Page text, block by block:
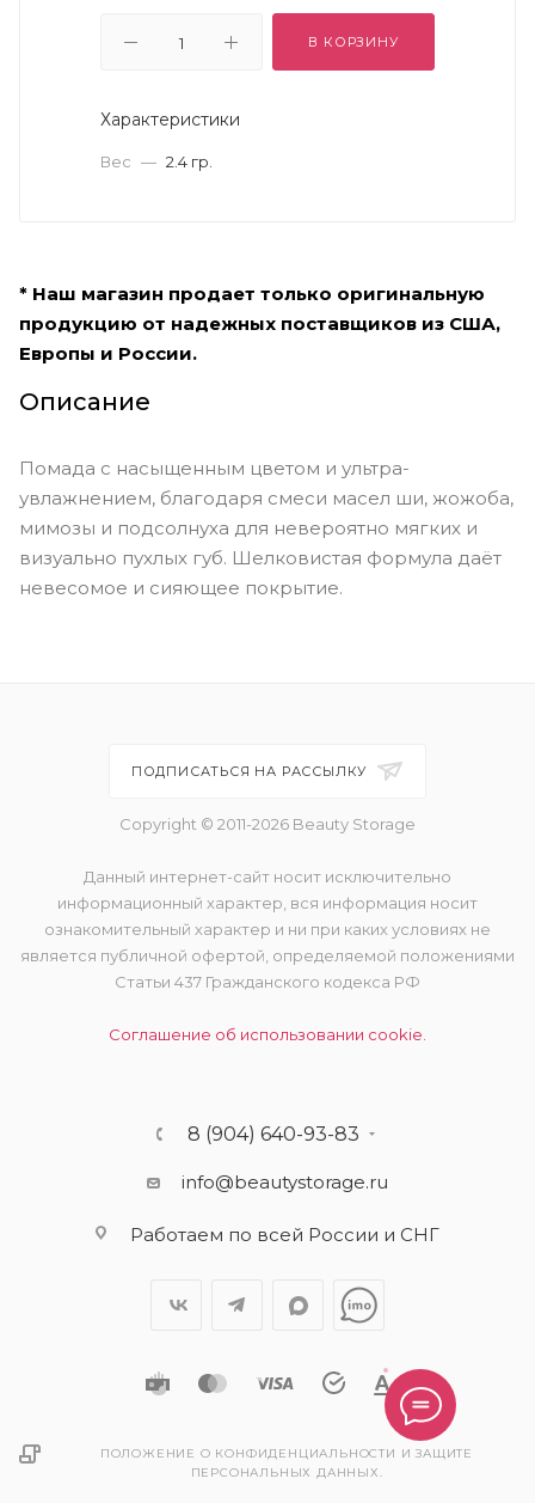
Seeker Visionary
В КОРЗИНУ
Характеристики
Вес — 2.4 гр.
* Наш магазин продает только оригинальную
продукцию от надежных поставщиков из США,
Европы и России.
Описание
Помада с насыщенным цветом и ультра-
увлажнением, благодаря смеси масел ши, жожоба,
мимозы и подсолнуха для невероятно мягких и
визуально пухлых губ. Шелковистая формула даёт
невесомое и сияющее покрытие.
ПОДПИСАТЬСЯ НА РАССЫЛКУ
Copyright © 2011-2026 Beauty Storage
Данный интернет-сайт носит исключительно
информационный характер, вся информация носит
ознакомительный характер и ни при каких условиях не
является публичной офертой, определяемой положениями
Статьи 437 Гражданского кодекса РФ
Соглашение об использовании cookie.
8 (904) 640-93-83
info@beautystorage.ru
Работаем по всей России и СНГ
ПОЛОЖЕНИЕ О КОНФИДЕНЦИАЛЬНОСТИ И ЗАЩИТЕ
ПЕРСОНАЛЬНЫХ ДАННЫХ.